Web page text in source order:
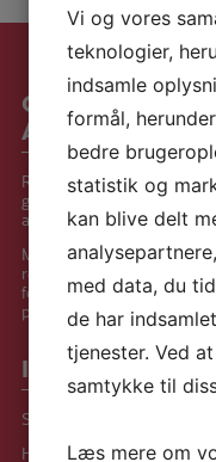
Om Skærvebo
Annekset
Respekt, omsorg og
grundlæggende værdier
ansatte.
Med udgangspunkt i den
ressourcer gives mulighed
fokuserer på muligheder
problemstillinger.
Informationer
Skærvebo og Annekset
Haremarksvej 76
Vi og vores
teknologier,
indsamle
formål,
bedre
statistik og
kan blive delt
med data, du
de har
tjenester. Ved
samtykke til
Læs mere om